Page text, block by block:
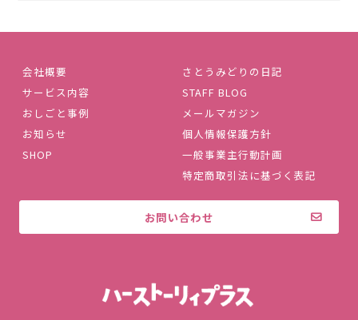
会社概要
サービス内容
おしごと事例
お知らせ
SHOP
さとうみどりの日記
STAFF BLOG
メールマガジン
個人情報保護方針
一般事業主行動計画
特定商取引法に基づく表記
お問い合わせ